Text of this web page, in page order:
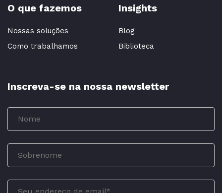
O que fazemos
Nossas soluções
Como trabalhamos
Insights
Blog
Biblioteca
Inscreva-se na nossa newsletter